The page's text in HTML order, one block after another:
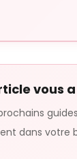
vous
dans votre